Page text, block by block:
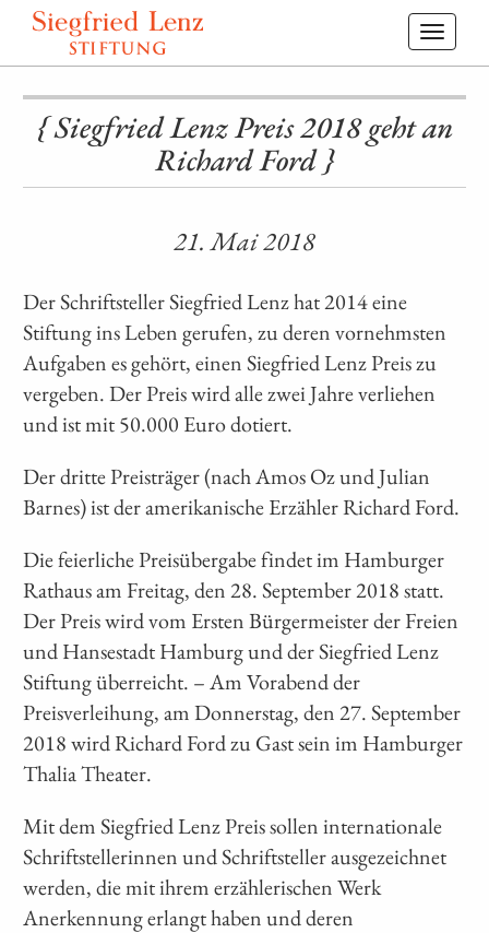
{ Siegfried Lenz Preis 2018 geht an
Richard Ford }
21. Mai 2018
Der Schriftsteller Siegfried Lenz hat 2014 eine
Stiftung ins Leben gerufen, zu deren vornehmsten
Aufgaben es gehört, einen Siegfried Lenz Preis zu
vergeben. Der Preis wird alle zwei Jahre verliehen
und ist mit 50.000 Euro dotiert.
Der dritte Preisträger (nach Amos Oz und Julian
Barnes) ist der amerikanische Erzähler Richard Ford.
Die feierliche Preisübergabe findet im Hamburger
Rathaus am Freitag, den 28. September 2018 statt.
Der Preis wird vom Ersten Bürgermeister der Freien
und Hansestadt Hamburg und der Siegfried Lenz
Stiftung überreicht. – Am Vorabend der
Preisverleihung, am Donnerstag, den 27. September
2018 wird Richard Ford zu Gast sein im Hamburger
Thalia Theater.
Mit dem Siegfried Lenz Preis sollen internationale
Schriftstellerinnen und Schriftsteller ausgezeichnet
werden, die mit ihrem erzählerischen Werk
Anerkennung erlangt haben und deren